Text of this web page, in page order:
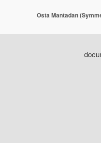
Osta Mantadan